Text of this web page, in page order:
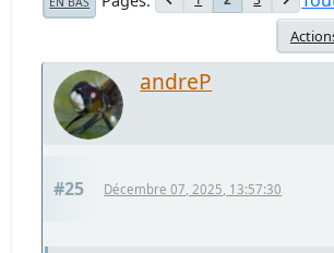
andreP
#25 Décembre 07, 2025, 13:57:30